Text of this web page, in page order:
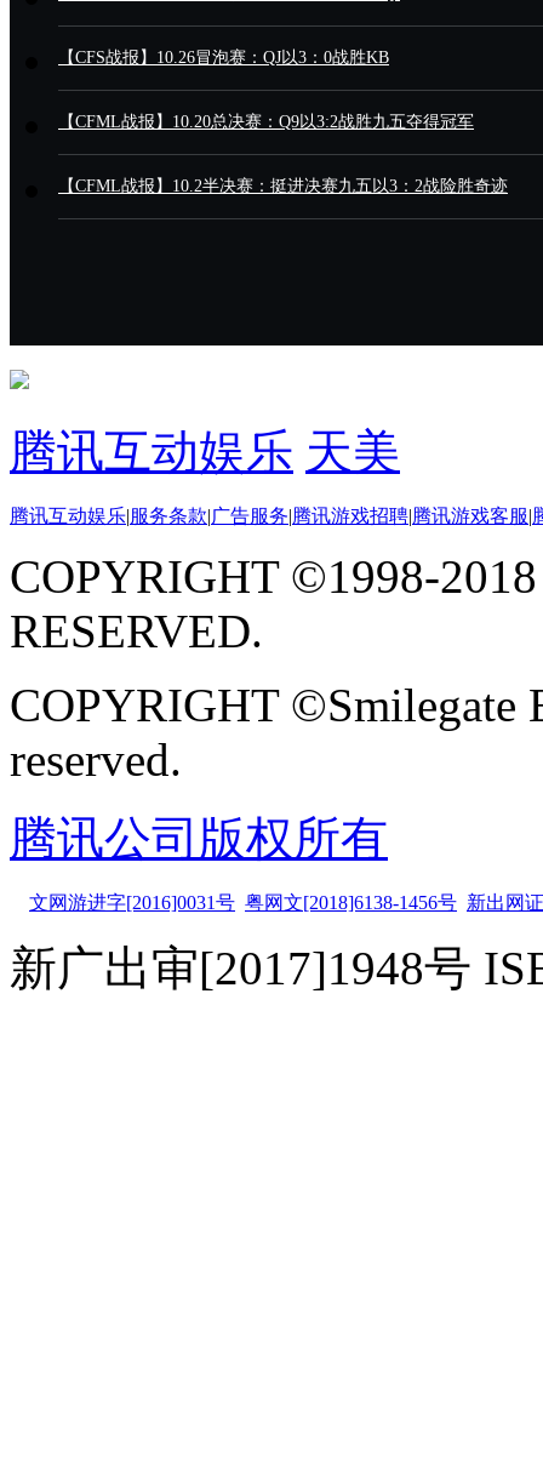
【CFS战报】10.26冒泡赛：QJ以3：0战胜KB
【CFML战报】10.20总决赛：Q9以3:2战胜九五夺得冠军
【CFML战报】10.2半决赛：挺进决赛九五以3：2战险胜奇迹
腾讯互动娱乐 天美
腾讯互动娱乐|服务条款|广告服务|腾讯游戏招聘|腾讯游戏客服|
COPYRIGHT ©1998-
RESERVED.
COPYRIGHT ©Smilegate
reserved.
腾讯公司版权所有
文网游进字[2016]0031号 粤网文[2018]6138-1456号 新出网
新广出审[2017]1948号